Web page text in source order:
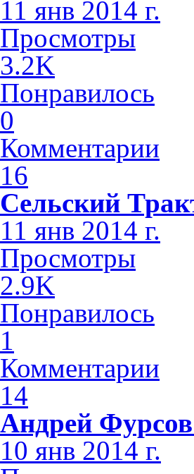
11 янв 2014 г.
Просмотры
3.2K
Понравилось
0
Комментарии
16
Сельский
11 янв 2014 г.
Просмотры
2.9K
Понравилось
1
Комментарии
14
Андрей
10 янв 2014 г.